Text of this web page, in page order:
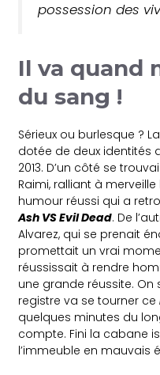
possession des
Il va quand
du sang !
Sérieux ou burlesque ?
dotée de deux identités
2013. D’un côté se
Raimi, ralliant à
humour réussi qui a
Ash VS Evil Dead. De
Alvarez, qui se prenait
promettait un vrai
réussissait à rendre
une grande réussite.
registre va se tourner ce
quelques minutes du
compte. Fini la cabane
l’immeuble en mauvais